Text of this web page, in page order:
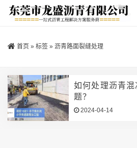
首页 » 标签 » 沥青路面裂缝处理
如何处理沥青混
题？
2024-04-14